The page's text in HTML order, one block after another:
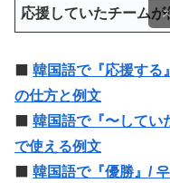
応援していたチームが
韓国語で『応援する
の仕方と例文
韓国語で『〜してい
で使える例文
韓国語で『優勝』/